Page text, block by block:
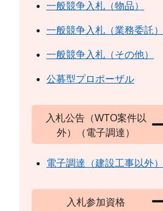
一般競争入札（物品）
一般競争入札（業務委託）
一般競争入札（その他）
公募型プロポーザル
入札公告（WTO案件以
外）（電子調達）
電子調達（建設工事以外）
入札参加資格